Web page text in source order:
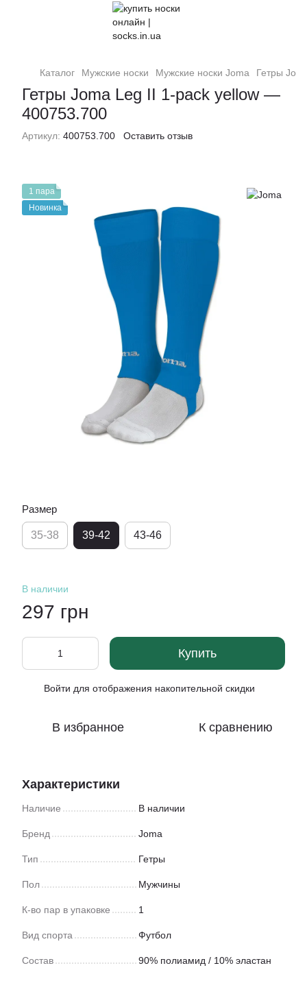
Каталог Мужские носки Мужские носки Joma Гетры
Гетры Joma Leg II 1-pack yellow —
400753.700
Артикул: 400753.700 Оставить отзыв
1 пара
Новинка
Размер
35-38 39-42 43-46
В наличии
297 грн
Купить
Войти для отображения накопительной скидки
В избранное К сравнению
Характеристики
Наличие В наличии
Бренд Joma
Тип Гетры
Пол Мужчины
К-во пар в упаковке 1
Вид спорта Футбол
Состав 90% полиамид / 10% эластан